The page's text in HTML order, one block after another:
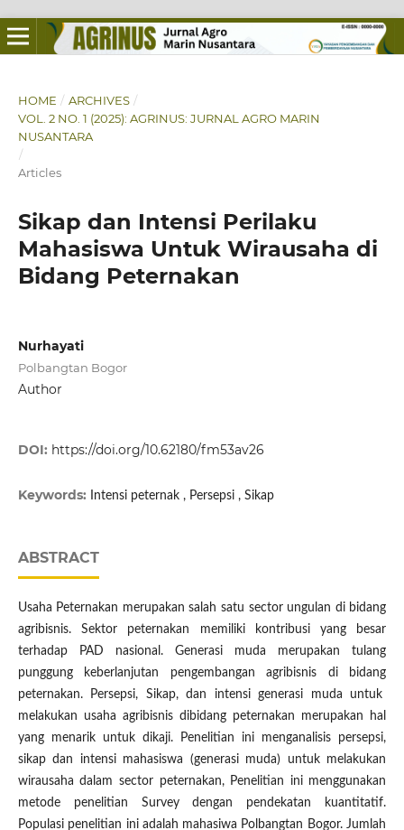
HOME / ARCHIVES /
VOL. 2 NO. 1 (2025): AGRINUS: JURNAL AGRO MARIN
NUSANTARA
/
Articles
Sikap dan Intensi Perilaku
Mahasiswa Untuk Wirausaha di
Bidang Peternakan
Nurhayati
Polbangtan Bogor
Author
DOI: https://doi.org/10.62180/fm53av26
Keywords: Intensi peternak , Persepsi , Sikap
ABSTRACT
Usaha Peternakan merupakan salah satu sector ungulan di bidang
agribisnis. Sektor peternakan memiliki kontribusi yang besar
terhadap PAD nasional. Generasi muda merupakan tulang
punggung keberlanjutan pengembangan agribisnis di bidang
peternakan. Persepsi, Sikap, dan intensi generasi muda untuk
melakukan usaha agribisnis dibidang peternakan merupakan hal
yang menarik untuk dikaji. Penelitian ini menganalisis persepsi,
sikap dan intensi mahasiswa (generasi muda) untuk melakukan
wirausaha dalam sector peternakan, Penelitian ini menggunakan
metode penelitian Survey dengan pendekatan kuantitatif.
Populasi penelitian ini adalah mahasiwa Polbangtan Bogor. Jumlah